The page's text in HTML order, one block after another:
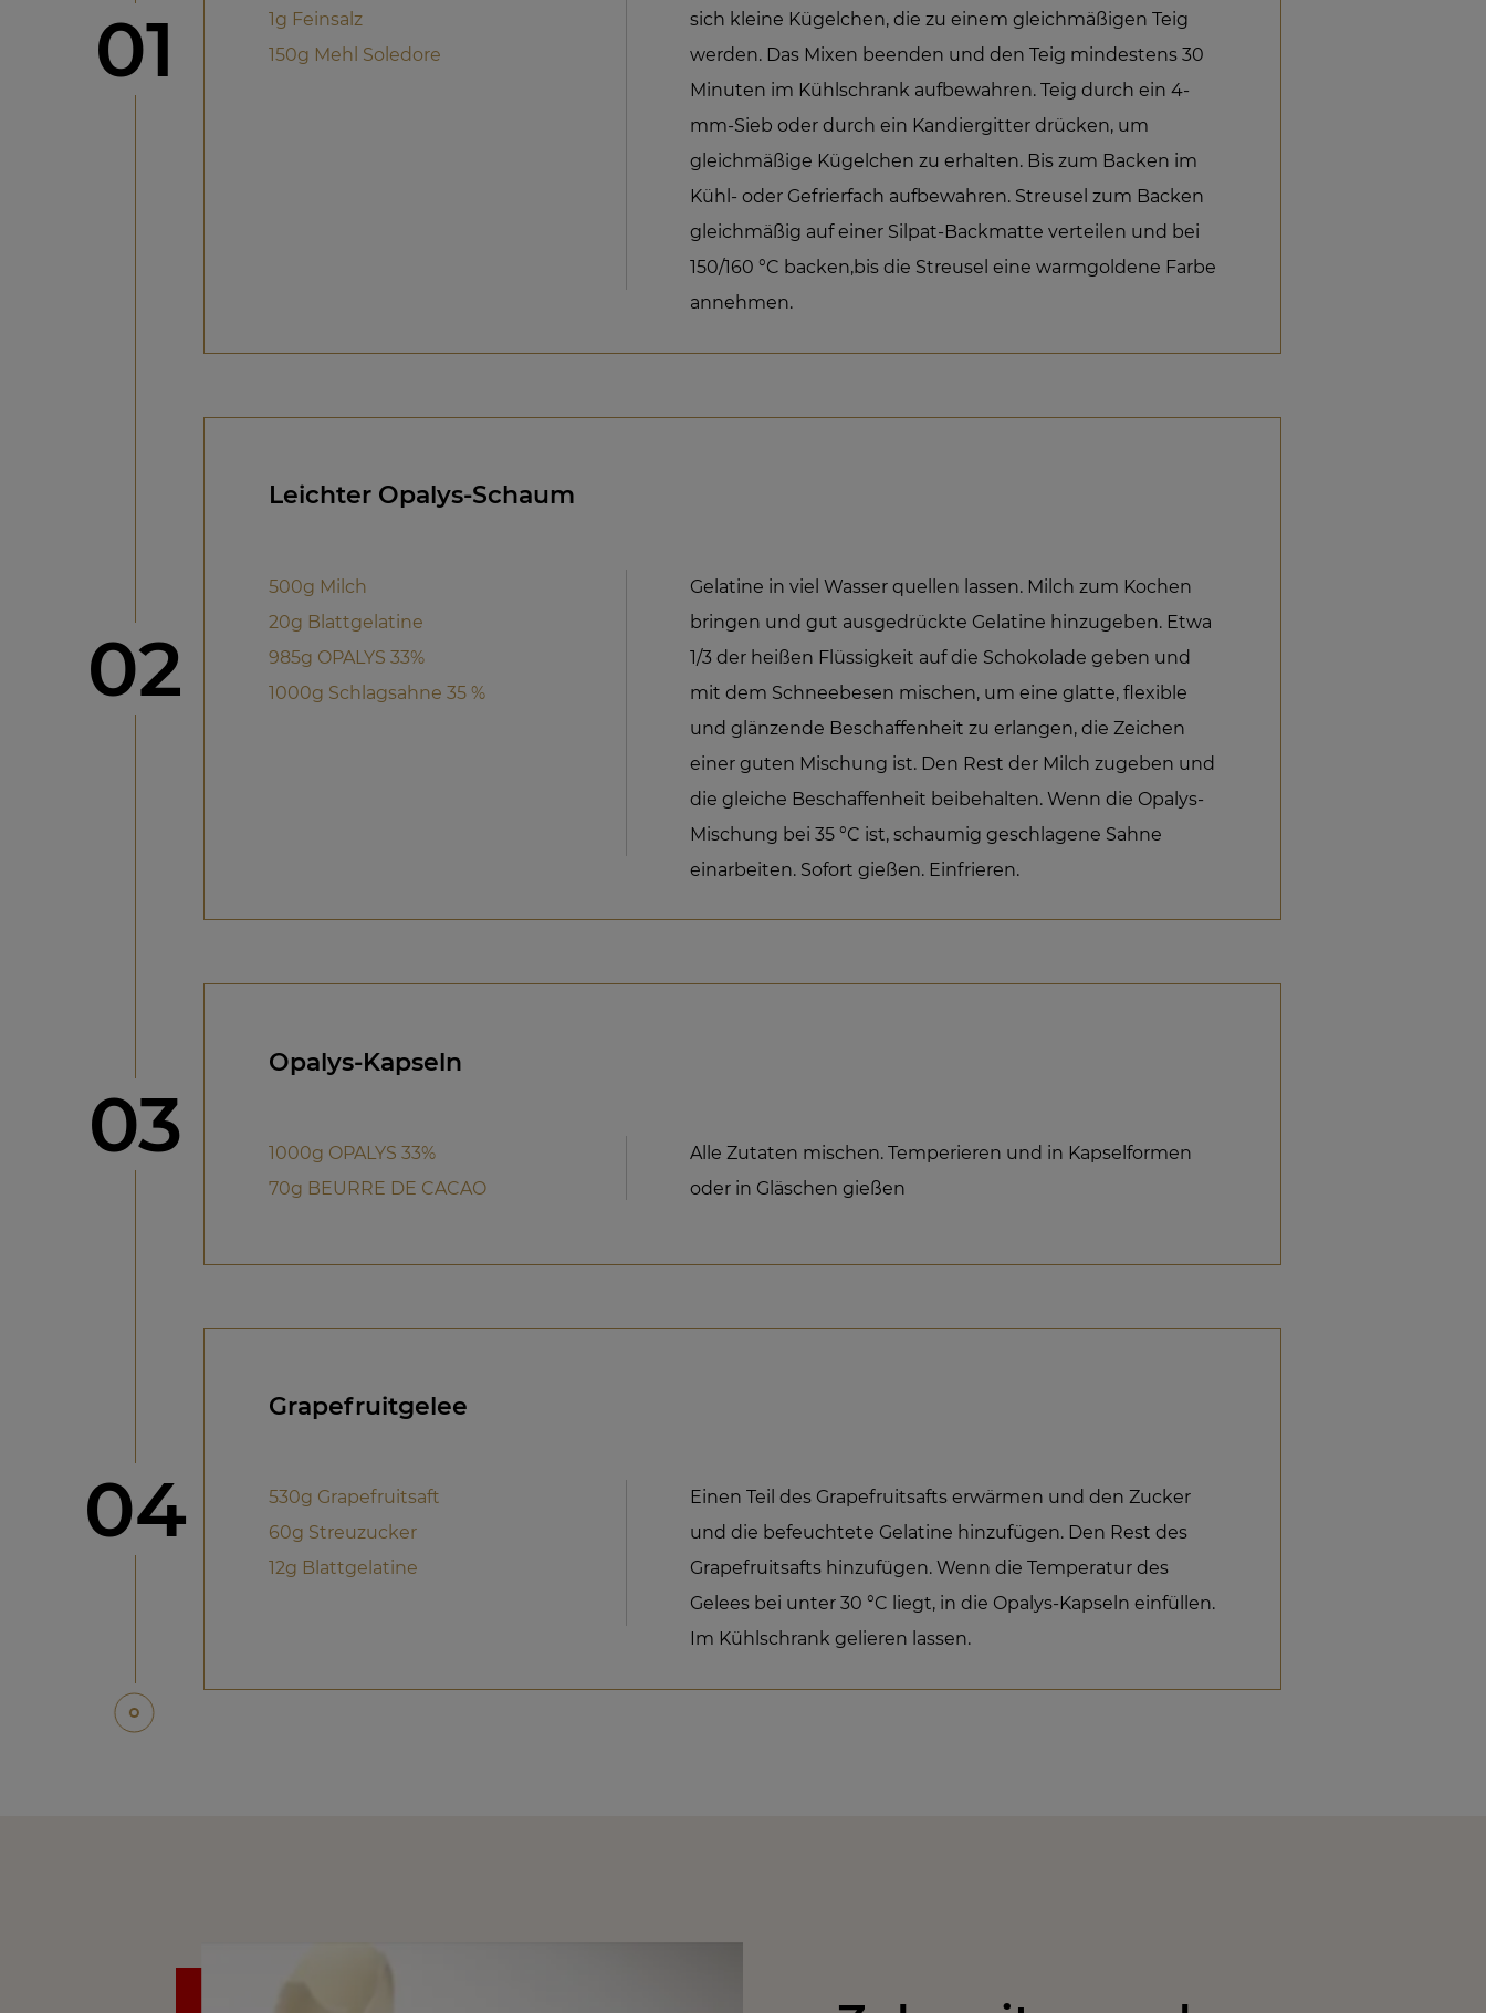
Schritt
01
1g Feinsalz
150g Mehl Soledore
sich kleine Kügelchen, die zu einem gleichmäßigen Teig
werden. Das Mixen beenden und den Teig mindestens 30
Minuten im Kühlschrank aufbewahren. Teig durch ein 4-
mm-Sieb oder durch ein Kandiergitter drücken, um
gleichmäßige Kügelchen zu erhalten. Bis zum Backen im
Kühl- oder Gefrierfach aufbewahren. Streusel zum Backen
gleichmäßig auf einer Silpat-Backmatte verteilen und bei
150/160 °C backen,bis die Streusel eine warmgoldene Farbe
annehmen.
Schritt
02
Leichter Opalys-Schaum
500g Milch
20g Blattgelatine
985g OPALYS 33%
1000g Schlagsahne 35 %
Gelatine in viel Wasser quellen lassen. Milch zum Kochen
bringen und gut ausgedrückte Gelatine hinzugeben. Etwa
1/3 der heißen Flüssigkeit auf die Schokolade geben und
mit dem Schneebesen mischen, um eine glatte, flexible
und glänzende Beschaffenheit zu erlangen, die Zeichen
einer guten Mischung ist. Den Rest der Milch zugeben und
die gleiche Beschaffenheit beibehalten. Wenn die Opalys-
Mischung bei 35 °C ist, schaumig geschlagene Sahne
einarbeiten. Sofort gießen. Einfrieren.
Schritt
03
Opalys-Kapseln
1000g OPALYS 33%
70g BEURRE DE CACAO
Alle Zutaten mischen. Temperieren und in Kapselformen
oder in Gläschen gießen
Schritt
04
Grapefruitgelee
530g Grapefruitsaft
60g Streuzucker
12g Blattgelatine
Einen Teil des Grapefruitsafts erwärmen und den Zucker
und die befeuchtete Gelatine hinzufügen. Den Rest des
Grapefruitsafts hinzufügen. Wenn die Temperatur des
Gelees bei unter 30 °C liegt, in die Opalys-Kapseln einfüllen.
Im Kühlschrank gelieren lassen.